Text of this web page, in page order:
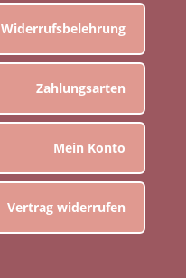
Widerrufsbelehrung
Zahlungsarten
Mein Konto
Vertrag widerrufen